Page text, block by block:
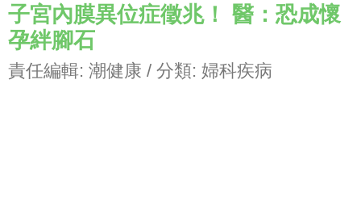
子宮內膜異位症徵兆！ 醫：恐成懷
孕絆腳石
責任編輯: 潮健康 / 分類: 婦科疾病